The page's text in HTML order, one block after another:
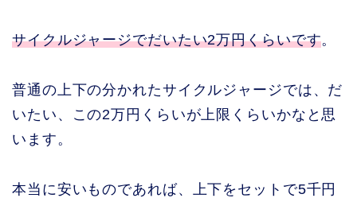
サイクルジャージでだいたい2万円くらいです。
普通の上下の分かれたサイクルジャージでは、だ
いたい、この2万円くらいが上限くらいかなと思
います。
本当に安いものであれば、上下をセットで5千円